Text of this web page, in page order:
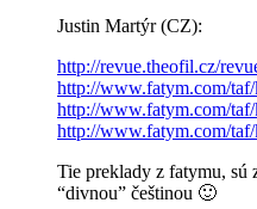
Justin Martýr (CZ):
http://revue.theofil.cz/
http://www.fatym.com/
http://www.fatym.com/
http://www.fatym.com/
Tie preklady z fatymu, sú
“divnou” češtinou 🙂